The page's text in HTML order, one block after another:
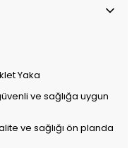
Yaka
ve sağlığa uygun
ve sağlığı ön planda